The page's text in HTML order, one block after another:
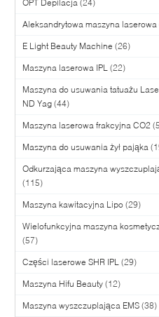
OPT Depilacja (24)
Aleksandrytowa maszyna laserowa
E Light Beauty Machine (26)
Maszyna laserowa IPL (22)
Maszyna do usuwania tatuażu
ND Yag (44)
Maszyna laserowa frakcyjna CO2
Maszyna do usuwania żył pająka
Odkurzająca maszyna
(115)
Maszyna kawitacyjna Lipo (29)
Wielofunkcyjna maszyna
(57)
Części laserowe SHR IPL (29)
Maszyna Hifu Beauty (12)
Maszyna wyszczuplająca EMS (38)